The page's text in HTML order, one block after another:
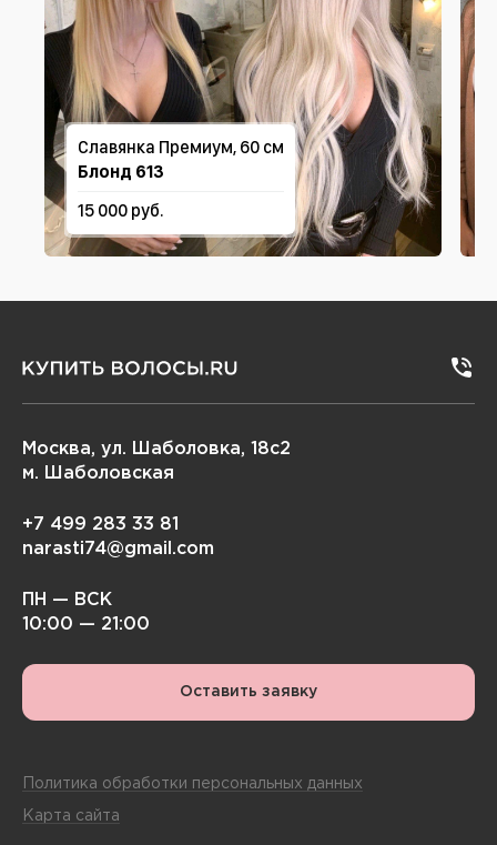
Славянка Премиум, 60 см
Блонд 613
15 000 руб.
Москва, ул. Шаболовка, 18с2
м. Шаболовская
+7 499 283 33 81
narasti74@gmail.com
ПН — ВСК
10:00 — 21:00
Оставить заявку
Политика обработки персональных данных
Карта сайта